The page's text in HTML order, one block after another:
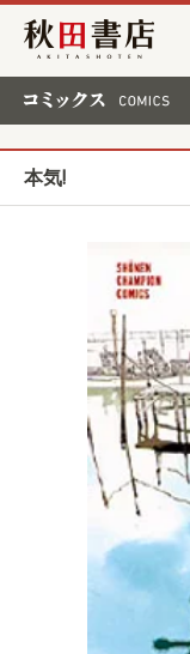
秋田書店
本気!